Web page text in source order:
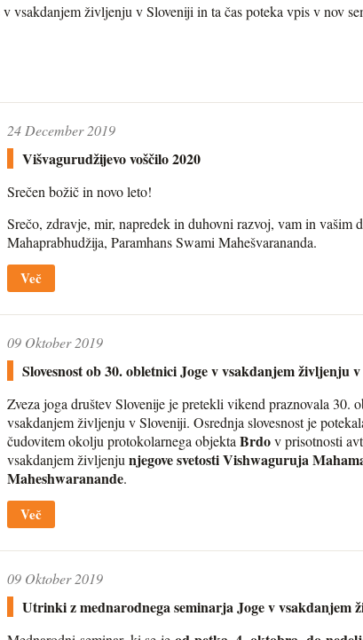
vsakdanjem življenju v Sloveniji in ta čas poteka vpis v nov
24 December 2019
Višvagurudžijevo voščilo 2020
Srečen božič in novo leto!
Srečo, zdravje, mir, napredek in duhovni razvoj, vam in vašim
Mahaprabhudžija, Paramhans Swami Mahešvarananda.
Več
09 Oktober 2019
Slovesnost ob 30. obletnici Joge v vsakdanjem življenju
Zveza joga društev Slovenije je pretekli vikend praznovala 30.
vsakdanjem življenju v Sloveniji. Osrednja slovesnost je
čudovitem okolju protokolarnega objekta Brdov prisotnosti
vsakdanjem življenju njegove svetosti Vishwaguruja
Maheshwaranande.
Več
09 Oktober 2019
Utrinki z mednarodnega seminarja Joge v vsakdanjem